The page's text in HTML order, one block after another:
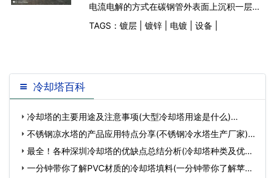
电流电解的方式在碳钢管外表面上沉积一层
锌，锌镀层的厚度一般为20～30um。锌镀层
属于常温防护层，有良好的防护能力。电镀锌
TAGS： 镀层| 镀锌| 电镀| 设备
冷却塔百科
冷却塔的主要用途及注意事项(大型冷却塔用途是什么)…
不锈钢凉水塔的产品应用特点分享(不锈钢冷水塔生产厂家)…
最全！各种深圳冷却塔的优缺点总结分析(冷却塔种类及优缺
点)…
一分钟带你了解PVC材质的冷却塔填料(一分钟带你了解苹果